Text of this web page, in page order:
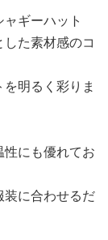
ギーハット
た素材感のコ
明るく彩りま
にも優れてお
に合わせるだ